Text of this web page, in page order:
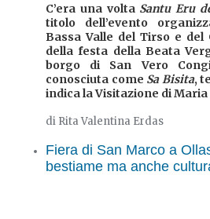
C’era una volta Santu Eru
titolo dell’evento
Bassa Valle del Tirso e
della festa della Beata
borgo di San Vero
conosciuta come Sa Bisita,
indica la Visitazione di
di Rita Valentina Erdas
Fiera di San Marco a
bestiame ma anche